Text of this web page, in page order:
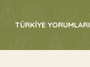
TÜRKİYE YORUMLARI